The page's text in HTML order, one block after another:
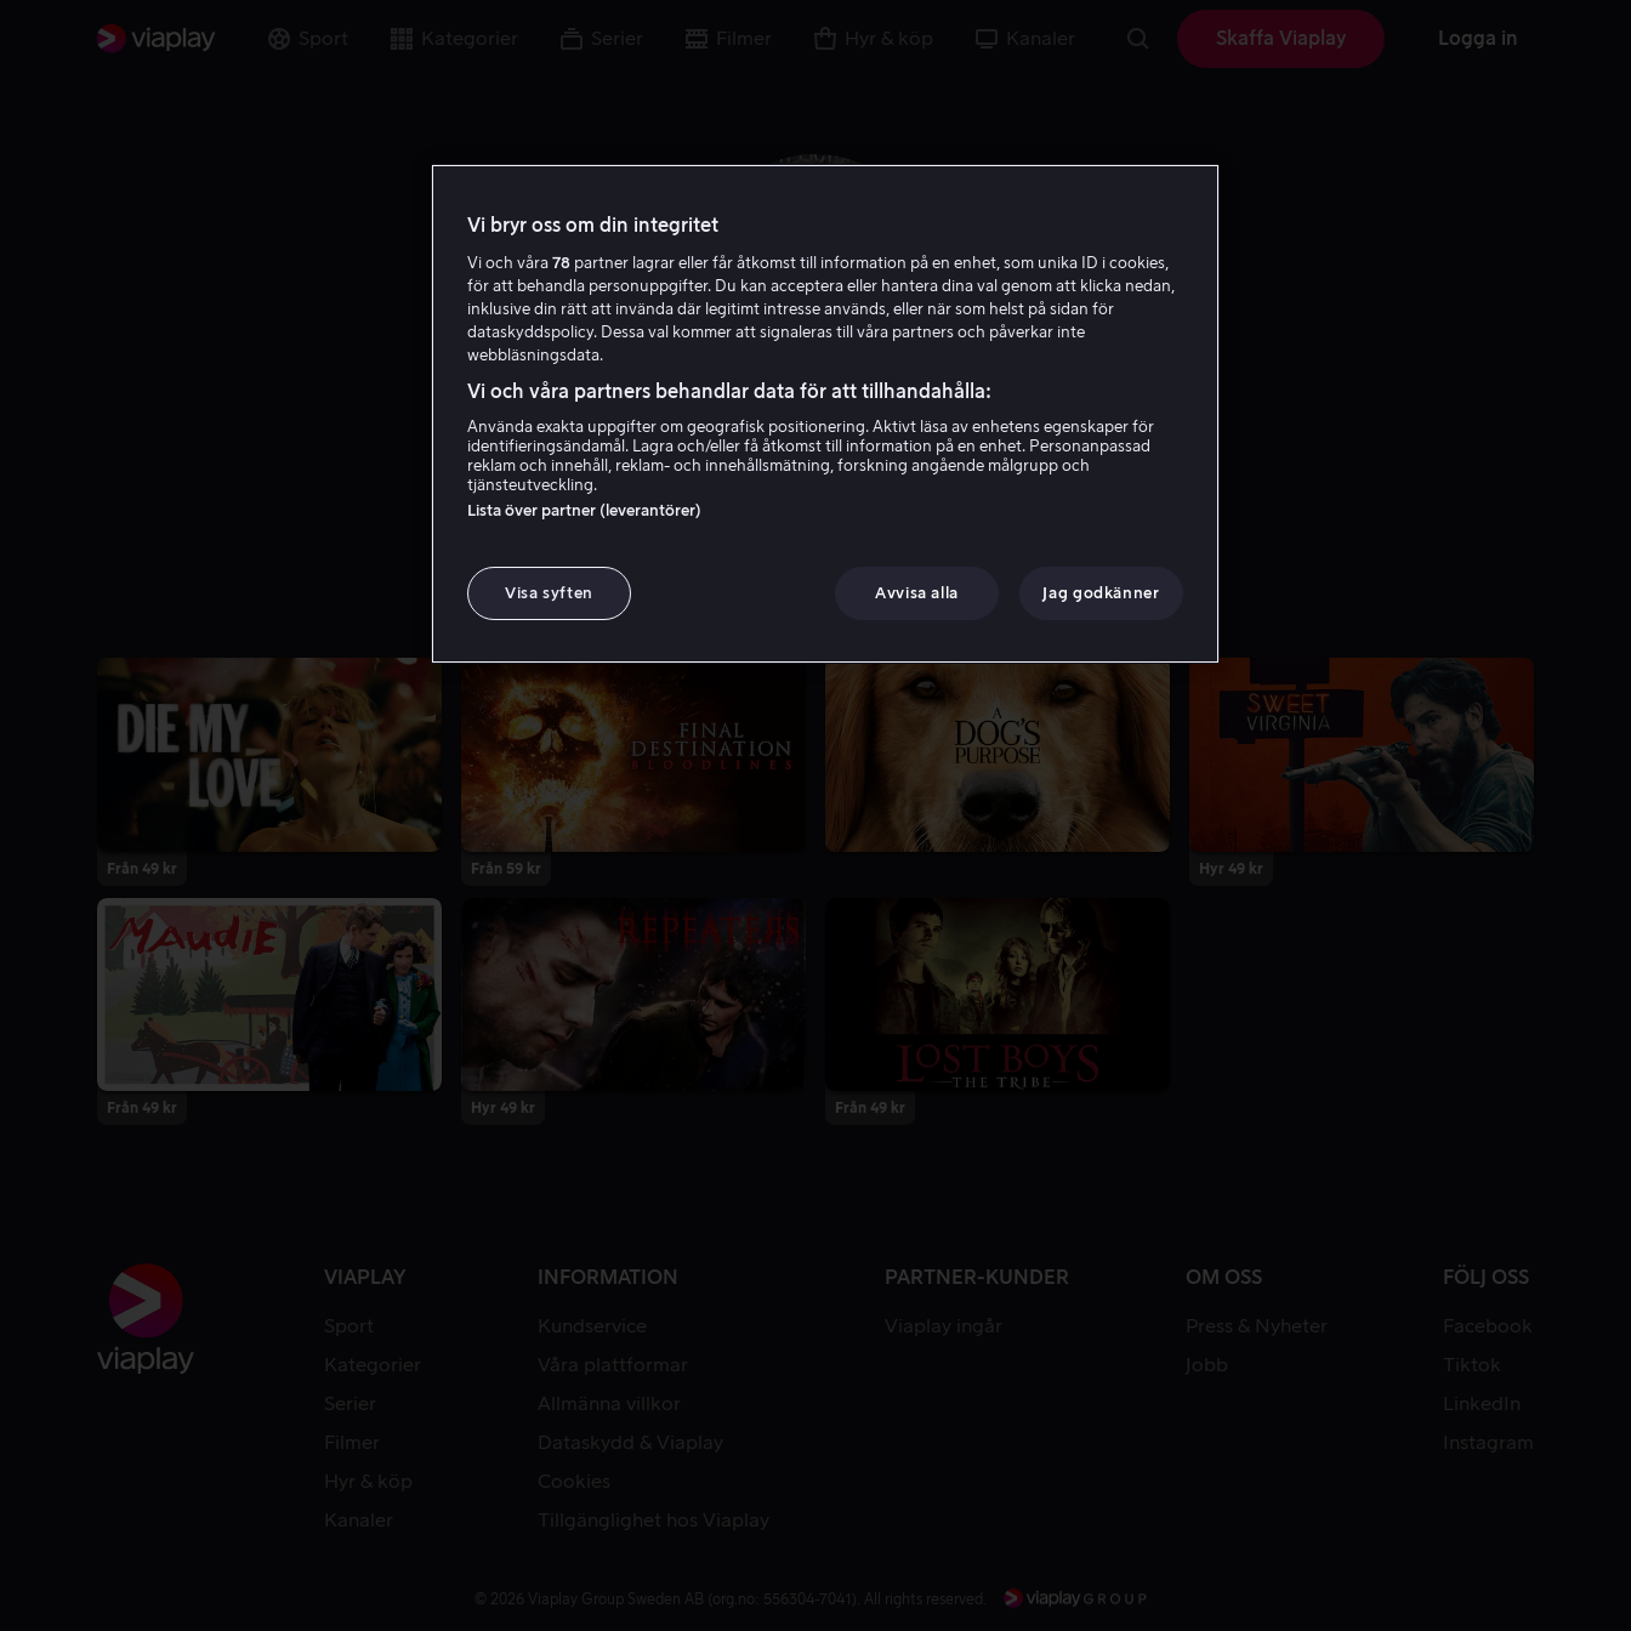
Sport Kategorier Serier Filmer Hyr & köp Kanaler Skaffa Viaplay Logga in
Gabrielle Rose
Från 49 kr Från 59 kr Hyr 49 kr
Från 49 kr Hyr 49 kr Från 49 kr
VIAPLAY
Sport
Kategorier
Serier
Filmer
Hyr & köp
Kanaler
INFORMATION
Kundservice
Våra plattformar
Allmänna villkor
Dataskydd & Viaplay
Cookies
Tillgänglighet hos Viaplay
PARTNER-KUNDER
Viaplay ingår
OM OSS
Press & Nyheter
Jobb
FÖLJ OSS
Facebook
Tiktok
LinkedIn
Instagram
© 2026 Viaplay Group Sweden AB (org.no: 556304-7041). All rights reserved.
Vi bryr oss om din integritet
Vi och våra 78 partner lagrar eller får åtkomst till information på en enhet, som unika ID i cookies,
för att behandla personuppgifter. Du kan acceptera eller hantera dina val genom att klicka nedan,
inklusive din rätt att invända där legitimt intresse används, eller när som helst på sidan för
dataskyddspolicy. Dessa val kommer att signaleras till våra partners och påverkar inte
webbläsningsdata.
Vi och våra partners behandlar data för att tillhandahålla:
Använda exakta uppgifter om geografisk positionering. Aktivt läsa av enhetens egenskaper för
identifieringsändamål. Lagra och/eller få åtkomst till information på en enhet. Personanpassad
reklam och innehåll, reklam- och innehållsmätning, forskning angående målgrupp och
tjänsteutveckling.
Lista över partner (leverantörer)
Visa syften Avvisa alla Jag godkänner